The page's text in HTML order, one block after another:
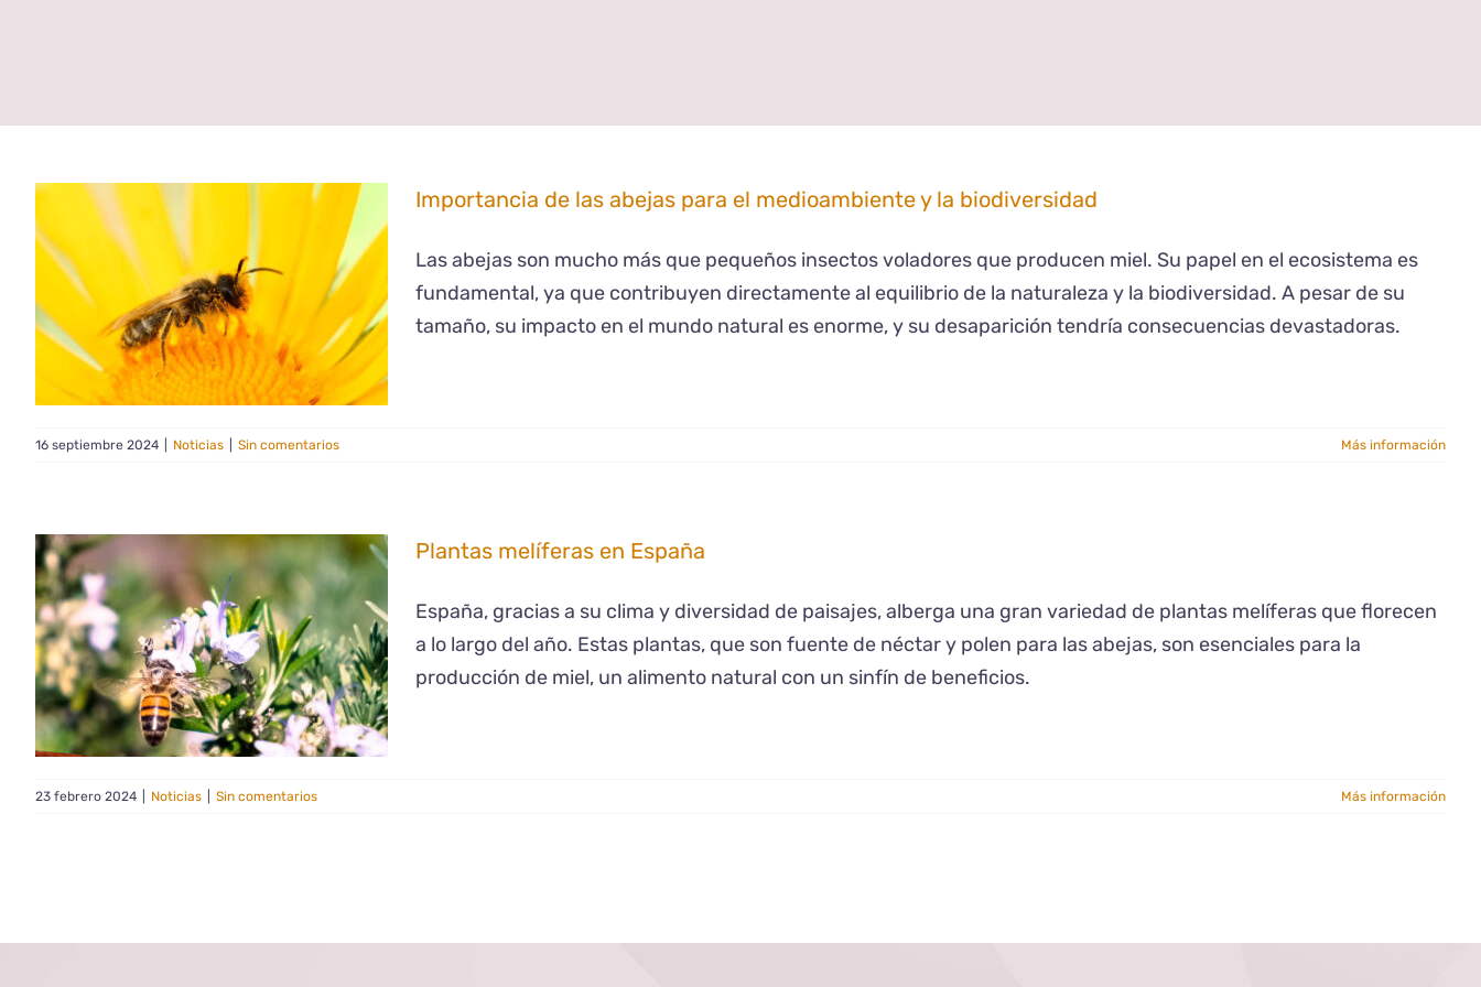
Importancia de las abejas para el medioambiente y la biodiversidad
Las abejas son mucho más que pequeños insectos voladores que producen miel. Su papel en el ecosistema es
fundamental, ya que contribuyen directamente al equilibrio de la naturaleza y la biodiversidad. A pesar de su
tamaño, su impacto en el mundo natural es enorme, y su desaparición tendría consecuencias devastadoras.
16 septiembre 2024 Noticias Sin comentarios Más información
Plantas melíferas en España
España, gracias a su clima y diversidad de paisajes, alberga una gran variedad de plantas melíferas que florecen
a lo largo del año. Estas plantas, que son fuente de néctar y polen para las abejas, son esenciales para la
producción de miel, un alimento natural con un sinfín de beneficios.
23 febrero 2024 Noticias Sin comentarios Más información